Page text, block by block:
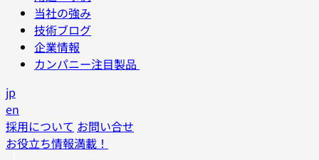
当社の強み
技術ブログ
企業情報
カンパニー注目製品
jp
en
採用について お問い合せ
お役立ち情報満載！